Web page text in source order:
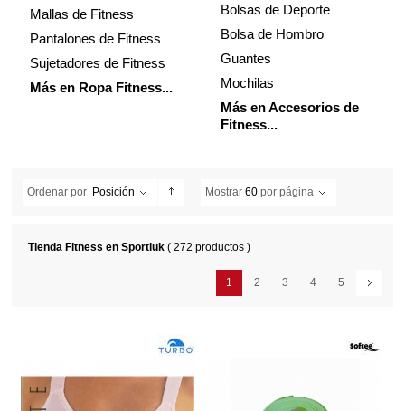
Mallas de Fitness
Pantalones de Fitness
Sujetadores de Fitness
Más en Ropa Fitness...
Bolsas de Deporte
Bolsa de Hombro
Guantes
Mochilas
Más en Accesorios de
Fitness...
Ordenar por Posición Mostrar 60 por página
Tienda Fitness en Sportiuk ( 272 productos )
1 2 3 4 5